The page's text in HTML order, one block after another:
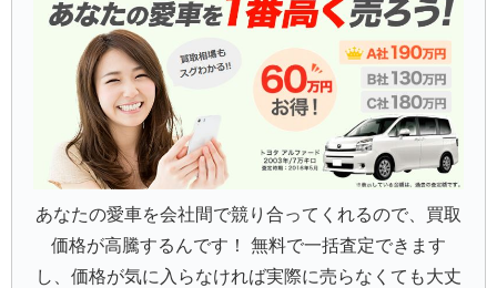
あなたの愛車を会社間で競り合ってくれるので、買取
価格が高騰するんです！ 無料で一括査定できます
し、価格が気に入らなければ実際に売らなくても大丈